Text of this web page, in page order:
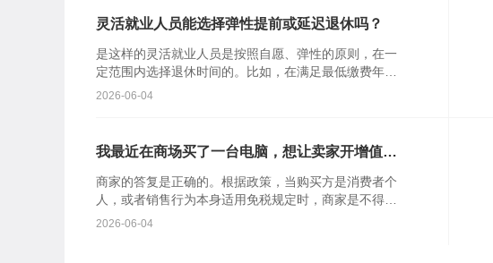
灵活就业人员能选择弹性提前或延迟退休吗？
是这样的灵活就业人员是按照自愿、弹性的原则，在一
定范围内选择退休时间的。比如，在满足最低缴费年限
的前提下，可以申请提前退休，但最多不能超过3年，
2026-06-04
我最近在商场买了一台电脑，想让卖家开增值税
者个人，不能要求开专票吗？
商家的答复是正确的。根据政策，当购买方是消费者个
人，或者销售行为本身适用免税规定时，商家是不得开
具增值税专用发票的，但可以开具增值税普通发票。所
2026-06-04